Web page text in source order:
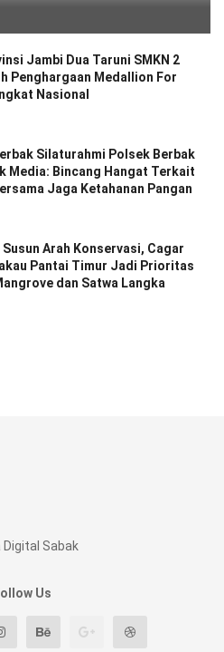
Jambi Dua Taruni SMKN 2
Penghargaan Medallion For
Nasional
Silaturahmi Polsek Berbak
Media: Bincang Hangat Terkait
Jaga Ketahanan Pangan
Susun Arah Konservasi, Cagar
Pantai Timur Jadi Prioritas
dan Satwa Langka
Digital Sabak
Us